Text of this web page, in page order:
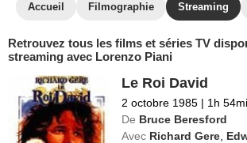
Accueil Filmographie Streaming
Retrouvez tous les films et séries TV
streaming avec Lorenzo Piani
Le Roi David
2 octobre 1985 | 1h
De Bruce Beresford
Avec Richard Gere